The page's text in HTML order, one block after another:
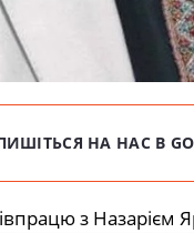
НА НАС В
з Назарієм